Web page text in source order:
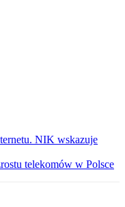
NIK wskazuje
telekomów w Polsce